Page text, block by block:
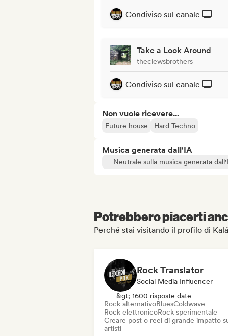
Condiviso sul canale
Take a Look Around
theclewsbrothers
Condiviso sul canale
Non vuole ricevere...
Future house Hard Techno
Musica generata dall'IA
Neutrale sulla musica generata
Potrebbero piacerti
Perché stai visitando il profilo di
Rock Translator
Social Media Influencer
&gt; 1600 risposte date
Rock alternativoBluesColdwave
Rock elettronicoRock sperimentale
Creare post o reel di grande impatto
artisti